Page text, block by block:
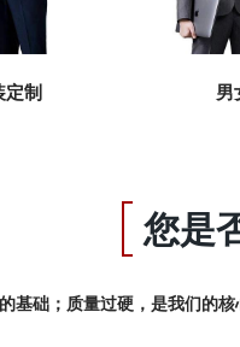
定制 男
您是
基础；质量过硬，是我们的